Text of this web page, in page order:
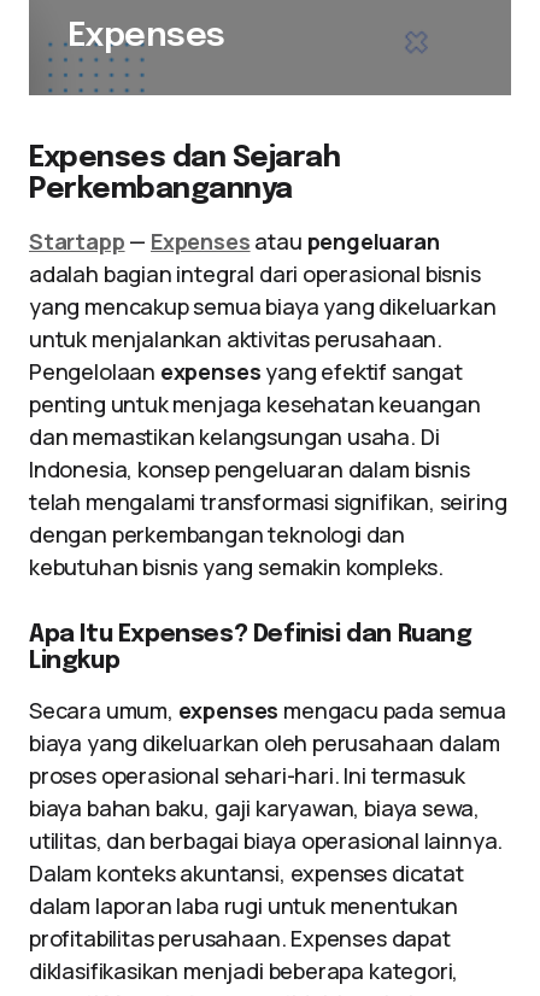
Expenses
Expenses dan Sejarah
Perkembangannya
Startapp — Expenses atau pengeluaran
adalah bagian integral dari operasional bisnis
yang mencakup semua biaya yang dikeluarkan
untuk menjalankan aktivitas perusahaan.
Pengelolaan expenses yang efektif sangat
penting untuk menjaga kesehatan keuangan
dan memastikan kelangsungan usaha. Di
Indonesia, konsep pengeluaran dalam bisnis
telah mengalami transformasi signifikan, seiring
dengan perkembangan teknologi dan
kebutuhan bisnis yang semakin kompleks.
Apa Itu Expenses? Definisi dan Ruang
Lingkup
Secara umum, expenses mengacu pada semua
biaya yang dikeluarkan oleh perusahaan dalam
proses operasional sehari-hari. Ini termasuk
biaya bahan baku, gaji karyawan, biaya sewa,
utilitas, dan berbagai biaya operasional lainnya.
Dalam konteks akuntansi, expenses dicatat
dalam laporan laba rugi untuk menentukan
profitabilitas perusahaan. Expenses dapat
diklasifikasikan menjadi beberapa kategori,